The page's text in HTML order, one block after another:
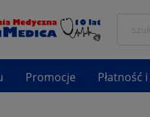
Promocje Płatność